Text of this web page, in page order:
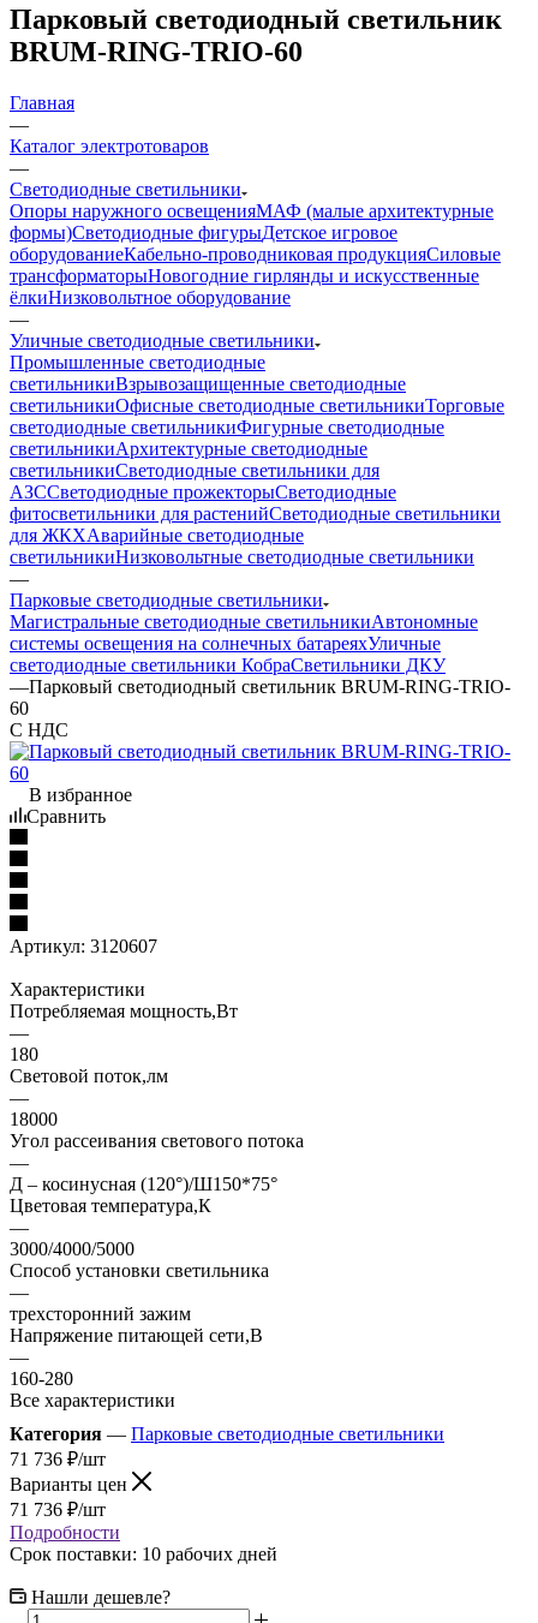
Парковый светодиодный светильник
BRUM-RING-TRIO-60
Главная
—
Каталог электротоваров
—
Светодиодные светильники
Опоры наружного освещенияМАФ (малые архитектурные
формы)Светодиодные фигурыДетское игровое
оборудованиеКабельно-проводниковая продукцияСиловые
трансформаторыНовогодние гирлянды и искусственные
ёлкиНизковольтное оборудование
—
Уличные светодиодные светильники
Промышленные светодиодные
светильникиВзрывозащищенные светодиодные
светильникиОфисные светодиодные светильникиТорговые
светодиодные светильникиФигурные светодиодные
светильникиАрхитектурные светодиодные
светильникиСветодиодные светильники для
АЗССветодиодные прожекторыСветодиодные
фитосветильники для растенийСветодиодные светильники
для ЖКХАварийные светодиодные
светильникиНизковольтные светодиодные светильники
—
Парковые светодиодные светильники
Магистральные светодиодные светильникиАвтономные
системы освещения на солнечных батареяхУличные
светодиодные светильники КобраСветильники ДКУ
—Парковый светодиодный светильник BRUM-RING-TRIO-
60
С НДС
В избранное
Сравнить
Артикул: 3120607
Характеристики
Потребляемая мощность,Вт
—
180
Световой поток,лм
—
18000
Угол рассеивания светового потока
—
Д – косинусная (120°)/Ш150*75°
Цветовая температура,К
—
3000/4000/5000
Способ установки светильника
—
трехсторонний зажим
Напряжение питающей сети,В
—
160-280
Все характеристики
Категория — Парковые светодиодные светильники
71 736 ₽/шт
Варианты цен
71 736 ₽/шт
Подробности
Срок поставки: 10 рабочих дней
Нашли дешевле?